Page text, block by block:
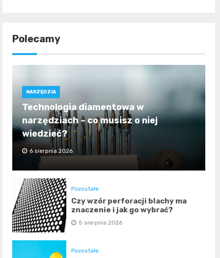
Polecamy
NARZĘDZIA
Technologia diamentowa w
narzędziach – co musisz o niej
wiedzieć?
6 sierpnia 2026
Pozostałe
Czy wzór perforacji blachy ma
znaczenie i jak go wybrać?
5 sierpnia 2026
Pozostałe